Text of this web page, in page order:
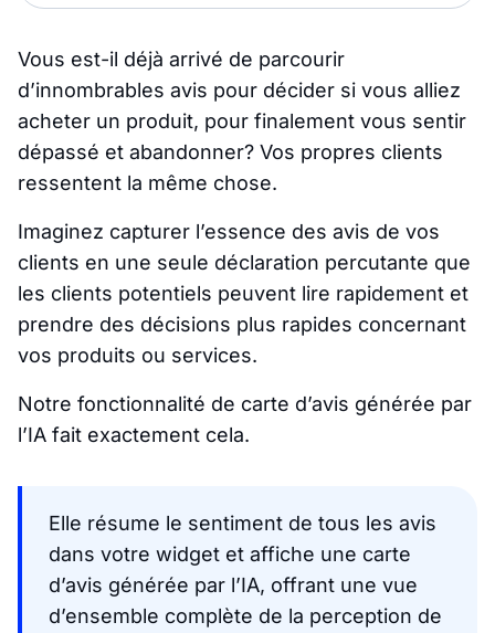
Vous est-il déjà arrivé de parcourir
d’innombrables avis pour décider si vous alliez
acheter un produit, pour finalement vous sentir
dépassé et abandonner? Vos propres clients
ressentent la même chose.
Imaginez capturer l’essence des avis de vos
clients en une seule déclaration percutante que
les clients potentiels peuvent lire rapidement et
prendre des décisions plus rapides concernant
vos produits ou services.
Notre fonctionnalité de carte d’avis générée par
l’IA fait exactement cela.
Elle résume le sentiment de tous les avis
dans votre widget et affiche une carte
d’avis générée par l’IA, offrant une vue
d’ensemble complète de la perception de